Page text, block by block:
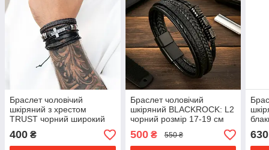
Браслет чоловічий
шкіряний з хрестом
TRUST чорний широкий
400 ₴
Браслет чоловічий
шкіряний BLACKROCK: L2
чорний розмір 17-19 см
500₴ 550 ₴ 630